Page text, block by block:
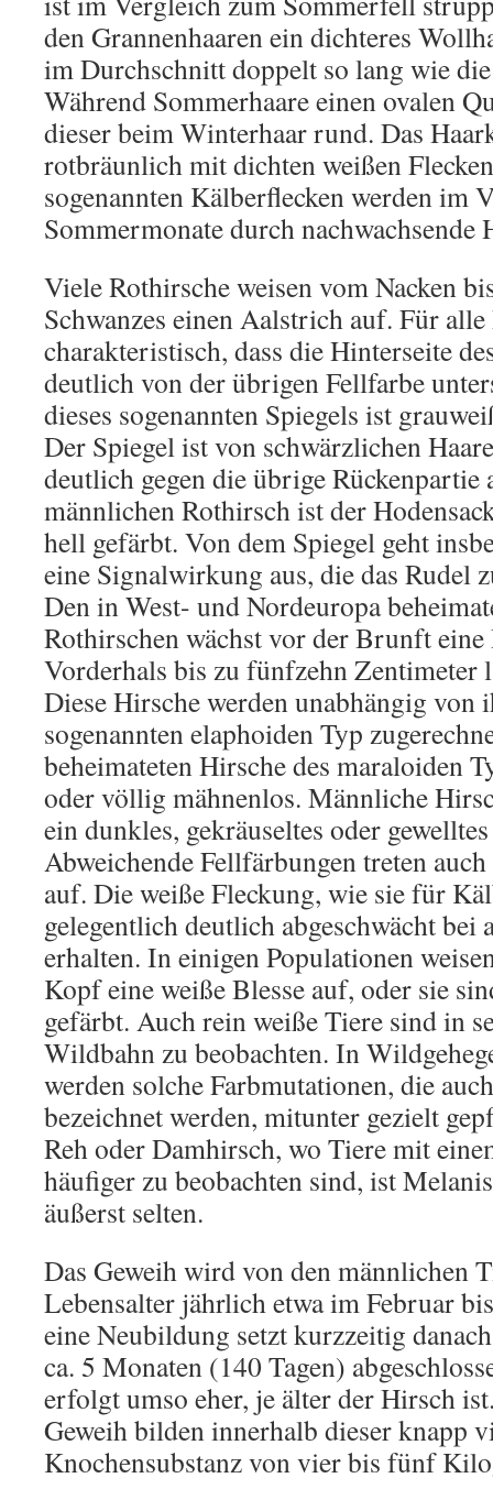
den Grannenhaaren ein dichteres
im Durchschnitt doppelt so lang wie
Während Sommerhaare einen ovalen
dieser beim Winterhaar rund. Das
rotbräunlich mit dichten weißen
sogenannten Kälberflecken werden im
Sommermonate durch nachwachsende
Viele Rothirsche weisen vom Nacken
Schwanzes einen Aalstrich auf. Für
charakteristisch, dass die Hinterseite
deutlich von der übrigen Fellfarbe
dieses sogenannten Spiegels ist
Der Spiegel ist von schwärzlichen
deutlich gegen die übrige Rückenpartie
männlichen Rothirsch ist der
hell gefärbt. Von dem Spiegel geht
eine Signalwirkung aus, die das Rudel
Den in West- und Nordeuropa
Rothirschen wächst vor der Brunft eine
Vorderhals bis zu fünfzehn Zentimeter
Diese Hirsche werden unabhängig von
sogenannten elaphoiden Typ
beheimateten Hirsche des maraloiden
oder völlig mähnenlos. Männliche
ein dunkles, gekräuseltes oder
Abweichende Fellfärbungen treten
auf. Die weiße Fleckung, wie sie für
gelegentlich deutlich abgeschwächt bei
erhalten. In einigen Populationen
Kopf eine weiße Blesse auf, oder sie
gefärbt. Auch rein weiße Tiere sind in
Wildbahn zu beobachten. In
werden solche Farbmutationen, die
bezeichnet werden, mitunter gezielt
Reh oder Damhirsch, wo Tiere mit
häufiger zu beobachten sind, ist
äußerst selten.
Das Geweih wird von den männlichen
Lebensalter jährlich etwa im Februar
eine Neubildung setzt kurzzeitig
ca. 5 Monaten (140 Tagen)
erfolgt umso eher, je älter der Hirsch
Geweih bilden innerhalb dieser knapp
Knochensubstanz von vier bis fünf